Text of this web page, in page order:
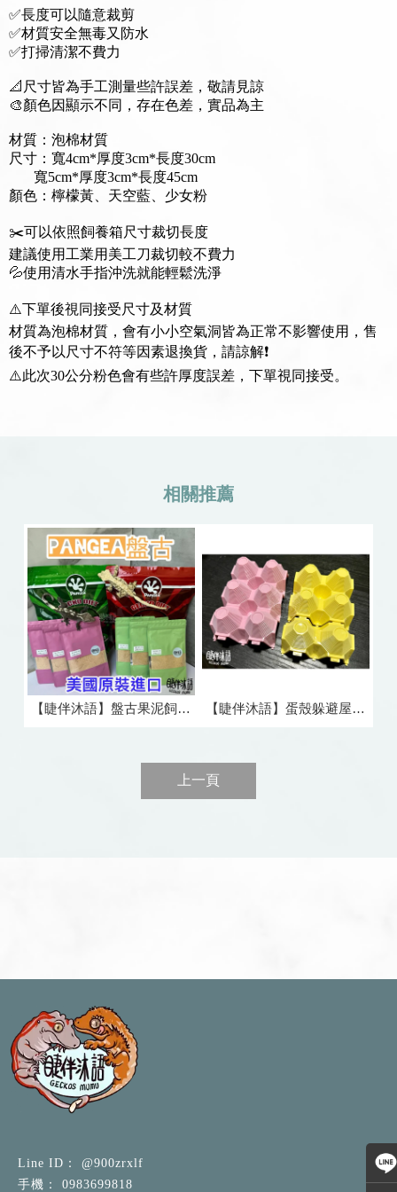
✅長度可以隨意裁剪
✅材質安全無毒又防水
✅打掃清潔不費力
📐尺寸皆為手工測量些許誤差，敬請見諒
🎨顏色因顯示不同，存在色差，實品為主
材質：泡棉材質
尺寸：寬4cm*厚度3cm*長度30cm
寬5cm*厚度3cm*長度45cm
顏色：檸檬黃、天空藍、少女粉
✂️可以依照飼養箱尺寸裁切長度
建議使用工業用美工刀裁切較不費力
💦使用清水手指沖洗就能輕鬆洗淨
⚠️下單後視同接受尺寸及材質
材質為泡棉材質，會有小小空氣洞皆為正常不影響使用，售
後不予以尺寸不符等因素退換貨，請諒解❗️
⚠️此次30公分粉色會有些許厚度誤差，下單視同接受。
【睫伴沐語】盤古果泥飼料Pangea、GN果泥 【睫伴沐語】蛋殼躲避屋 睫角守宮 躲避屋 蟋蟀 蟑螂 紅蟑 躲避
上一頁
@900zrxlf
0983699818